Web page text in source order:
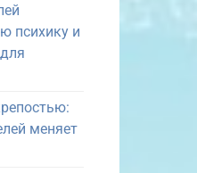
психику и
меняет